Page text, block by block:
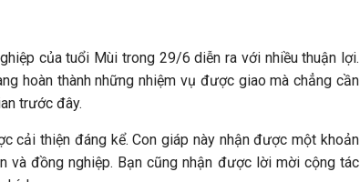
của tuổi Mùi trong 29/6 diễn ra với nhiều thuận lợi.
hoàn thành những nhiệm vụ được giao mà chẳng cần
trước đây.
cải thiện đáng kể. Con giáp này nhận được một khoản
và đồng nghiệp. Bạn cũng nhận được lời mời cộng tác